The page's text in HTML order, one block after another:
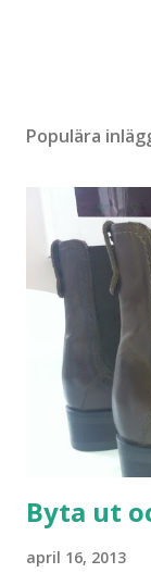
Populära
Byta ut
april 16, 2013